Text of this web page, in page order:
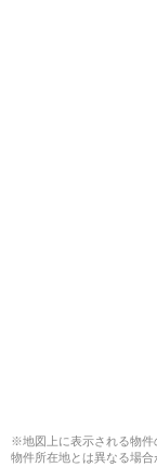
※地図上に表示される物件
物件所在地とは異なる場合